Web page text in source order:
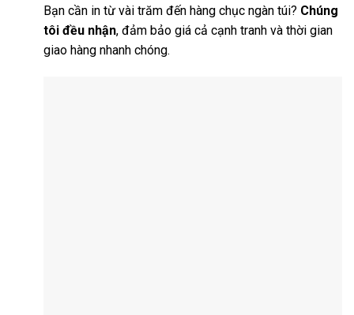
Bạn cần in từ vài trăm đến hàng chục ngàn túi? Chúng
tôi đều nhận, đảm bảo giá cả cạnh tranh và thời gian
giao hàng nhanh chóng.